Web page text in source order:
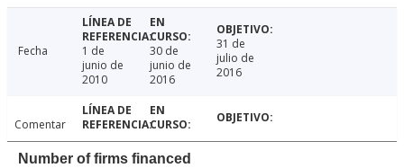
Fecha
1 de
junio de
2010
30 de
junio de
2016
31 de
julio de
2016
Comentar
Number of firms financed